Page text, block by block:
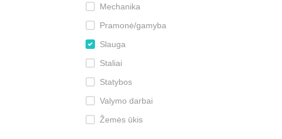
Mechanika
Pramonė/gamyba
Slauga
Staliai
Statybos
Valymo darbai
Žemės ūkis